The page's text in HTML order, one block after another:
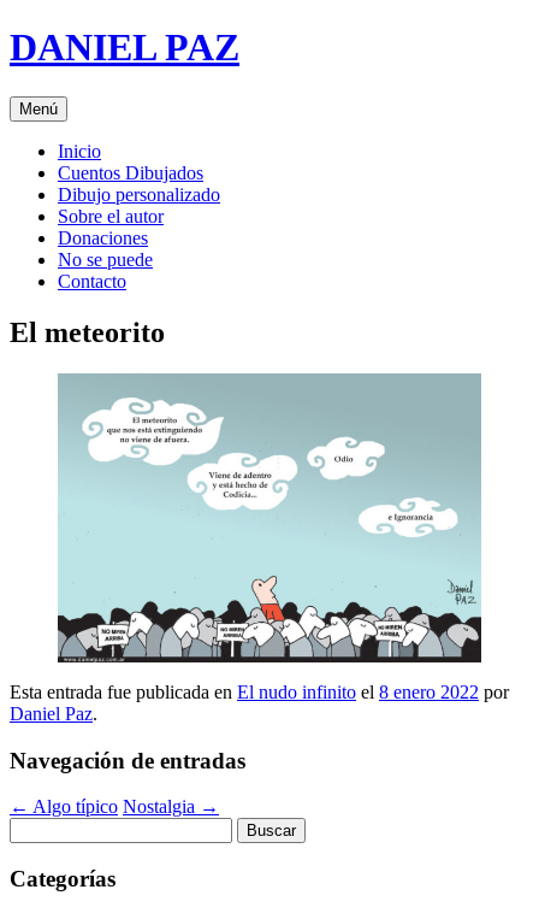
Saltar
al
DANIEL PAZ
Menú
Inicio
Cuentos Dibujados
Dibujo personalizado
Sobre el autor
Donaciones
No se puede
Contacto
El meteorito
Esta entrada fue publicada en El nudo infinito el 8 enero 2022 por
Daniel Paz.
Navegación de entradas
← Algo típico Nostalgia →
Categorías